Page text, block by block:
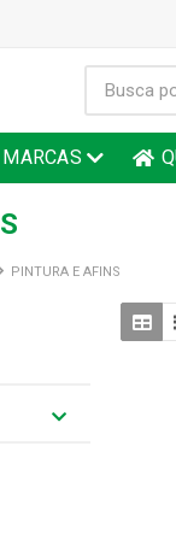
MARCAS
PINTURA E AFINS